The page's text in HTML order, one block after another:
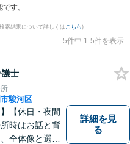
す。
索結果について詳しくは こちら)
5件中 1-5件を表示
護士
駿河区
】【休日・夜間
時はお話と背
全体像と選択
詳細を見
る